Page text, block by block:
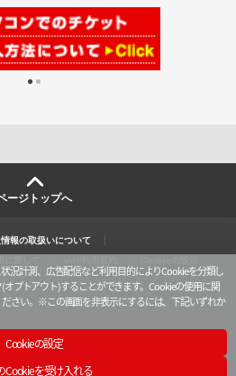
ージトップへ
報の取扱いについて
況計測、広告配信など利用目的によりCookieを分類し
プトアウト)することができます。Cookieの使用に関
さい。 ※この画面を非表示にするには、下記いずれか
Cookieの設定
Cookieを受け入れる